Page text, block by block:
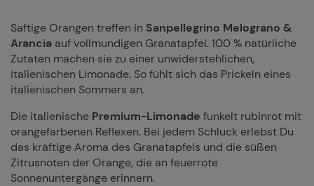
Saftige Orangen treffen in Sanpellegrino Melograno &
Arancia auf vollmundigen Granatapfel. 100 % natürliche
Zutaten machen sie zu einer unwiderstehlichen,
italienischen Limonade. So fühlt sich das Prickeln eines
italienischen Sommers an.
Die italienische Premium-Limonade funkelt rubinrot mit
orangefarbenen Reflexen. Bei jedem Schluck erlebst Du
das kräftige Aroma des Granatapfels und die süßen
Zitrusnoten der Orange, die an feuerrote
Sonnenuntergänge erinnern.